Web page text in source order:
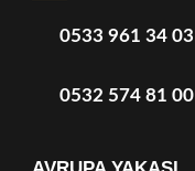
0533 961 34 03
0532 574 81 00